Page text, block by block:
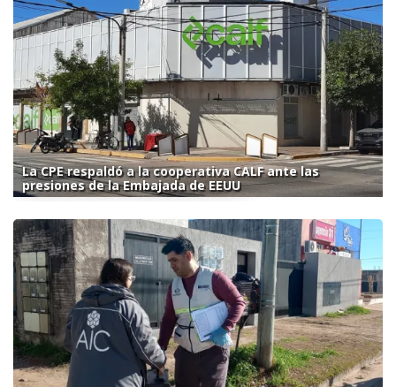
La CPE respaldó a la cooperativa CALF ante las
presiones de la Embajada de EEUU